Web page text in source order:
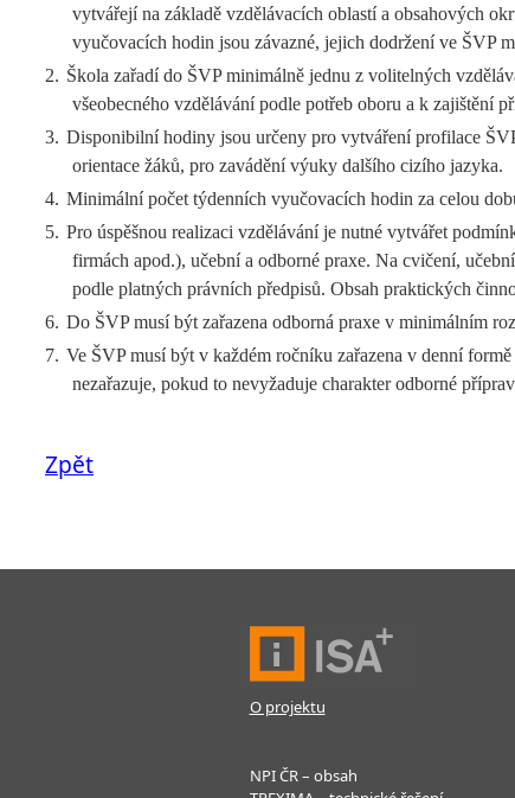
vytvářejí na základě vzdělávacích oblastí a obsahových
vyučovacích hodin jsou závazné, jejich dodržení ve ŠVP
2. Škola zařadí do ŠVP minimálně jednu z volitelných
všeobecného vzdělávání podle potřeb oboru a k zajištění
3. Disponibilní hodiny jsou určeny pro vytváření profilace
orientace žáků, pro zavádění výuky dalšího cizího jazyka.
4. Minimální počet týdenních vyučovacích hodin za celou
5. Pro úspěšnou realizaci vzdělávání je nutné vytvářet
firmách apod.), učební a odborné praxe. Na cvičení,
podle platných právních předpisů. Obsah praktických
6. Do ŠVP musí být zařazena odborná praxe v minimálním
7. Ve ŠVP musí být v každém ročníku zařazena v denní
nezařazuje, pokud to nevyžaduje charakter odborné
Zpět
O projektu
NPI ČR – obsah